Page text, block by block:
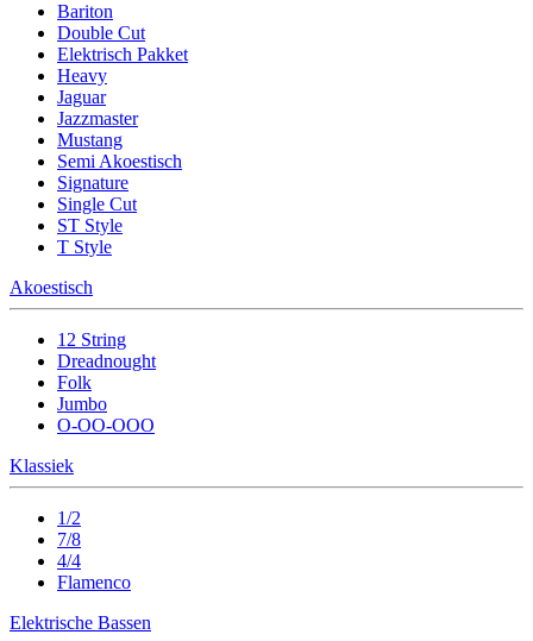
Bariton
Double Cut
Elektrisch Pakket
Heavy
Jaguar
Jazzmaster
Mustang
Semi Akoestisch
Signature
Single Cut
ST Style
T Style
Akoestisch
12 String
Dreadnought
Folk
Jumbo
O-OO-OOO
Klassiek
1/2
7/8
4/4
Flamenco
Elektrische Bassen